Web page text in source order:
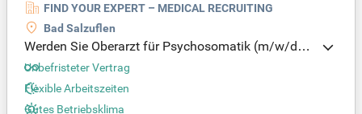
FIND YOUR EXPERT – MEDICAL RECRUITING
Bad Salzuflen
Werden Sie Oberarzt für Psychosomatik (m/w/d) i
n einer modernen Klinik in Porta Westfalica. Diese
Einrichtung mit 180 Betten bietet ein umfangreiche
s Angebot an rehabilitativen und psychotherapeuti
Unbefristeter Vertrag
Flexible Arbeitszeiten
Gutes Betriebsklima